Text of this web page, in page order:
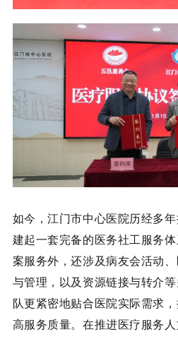
如今，江门市中心医院历经多
建起一套完备的医务社工服务体
案服务外，还涉及病友会活动
与管理，以及资源链接与转介
队更紧密地贴合医院实际需求
高服务质量。在推进医疗服务